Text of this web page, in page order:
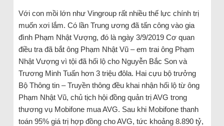
Với con mồi lớn như Vingroup rất nhiều thế lực chính trị
muốn xơi lắm. Có lần Trung ương đã tấn công vào gia
đình Phạm Nhật Vượng, đó là ngày 3/9/2019 Cơ quan
điều tra đã bắt ông Phạm Nhật Vũ – em trai ông Phạm
Nhật Vượng vì tội đã hối lộ cho Nguyễn Bắc Son và
Trương Minh Tuấn hơn 3 triệu đôla. Hai cựu bộ trưởng
Bộ Thông tin – Truyền thông đều khai nhận hối lộ từ ông
Phạm Nhật Vũ, chủ tịch hội đồng quản trị AVG trong
thương vụ Mobifone mua AVG. Sau khi Mobifone thanh
toán 95% giá trị hợp đồng cho AVG, tức khoảng 8.890 tỷ,